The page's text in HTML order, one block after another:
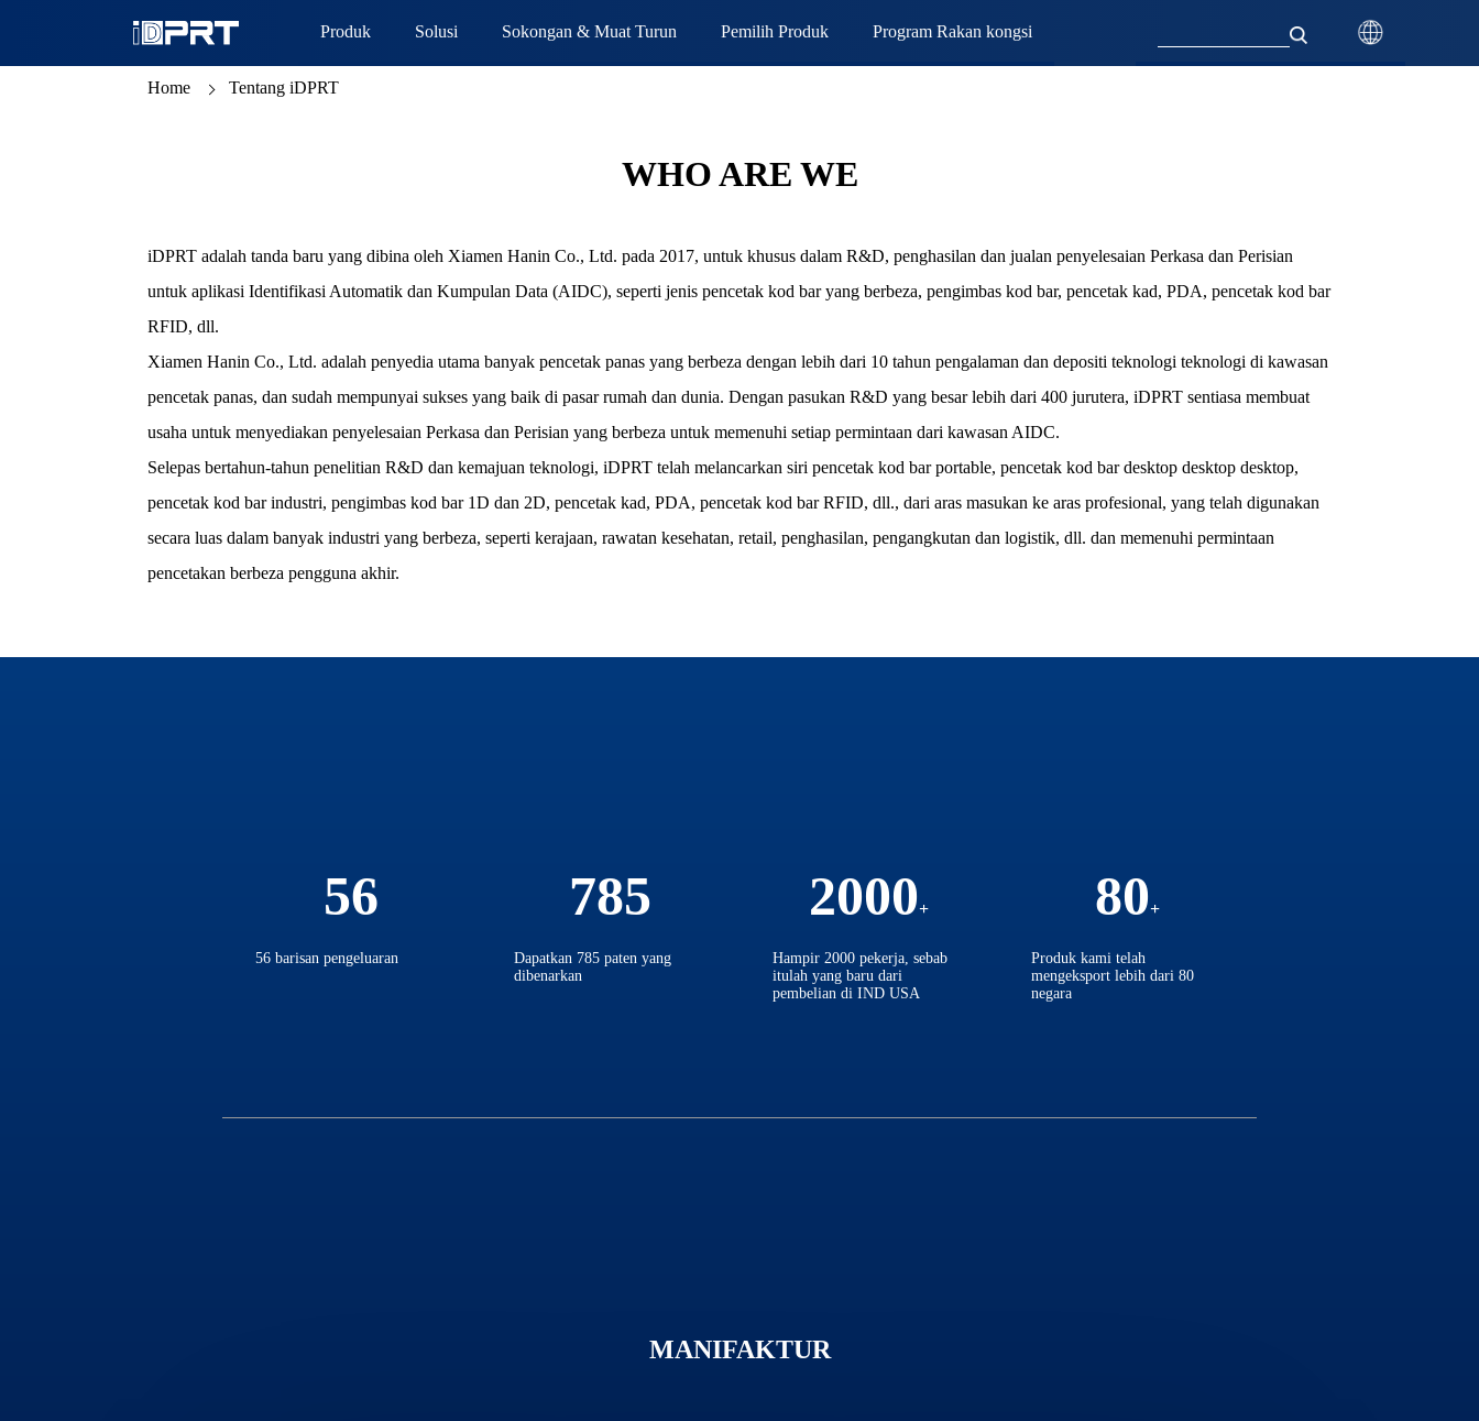
Produk Solusi Sokongan & Muat Turun Pemilih Produk Program Rakan kongsi
Home Tentang iDPRT
WHO ARE WE
iDPRT adalah tanda baru yang dibina oleh Xiamen Hanin Co., Ltd. pada 2017, untuk khusus dalam R&D, penghasilan dan jualan penyelesaian Perkasa dan Perisian
untuk aplikasi Identifikasi Automatik dan Kumpulan Data (AIDC), seperti jenis pencetak kod bar yang berbeza, pengimbas kod bar, pencetak kad, PDA, pencetak kod bar
RFID, dll.
Xiamen Hanin Co., Ltd. adalah penyedia utama banyak pencetak panas yang berbeza dengan lebih dari 10 tahun pengalaman dan depositi teknologi teknologi di kawasan
pencetak panas, dan sudah mempunyai sukses yang baik di pasar rumah dan dunia. Dengan pasukan R&D yang besar lebih dari 400 jurutera, iDPRT sentiasa membuat
usaha untuk menyediakan penyelesaian Perkasa dan Perisian yang berbeza untuk memenuhi setiap permintaan dari kawasan AIDC.
Selepas bertahun-tahun penelitian R&D dan kemajuan teknologi, iDPRT telah melancarkan siri pencetak kod bar portable, pencetak kod bar desktop desktop desktop,
pencetak kod bar industri, pengimbas kod bar 1D dan 2D, pencetak kad, PDA, pencetak kod bar RFID, dll., dari aras masukan ke aras profesional, yang telah digunakan
secara luas dalam banyak industri yang berbeza, seperti kerajaan, rawatan kesehatan, retail, penghasilan, pengangkutan dan logistik, dll. dan memenuhi permintaan
pencetakan berbeza pengguna akhir.
56
56 barisan pengeluaran
785
Dapatkan 785 paten yang
dibenarkan
2000
Hampir 2000 pekerja, sebab
itulah yang baru dari
pembelian di IND USA
80
Produk kami telah
mengeksport lebih dari 80
negara
MANIFAKTUR